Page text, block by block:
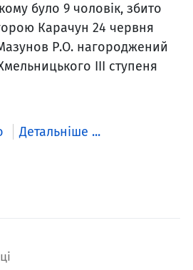
було 9 чоловік, збито
Карачун 24 червня
Р.О. нагороджений
ІІІ ступеня
Детальніше ...